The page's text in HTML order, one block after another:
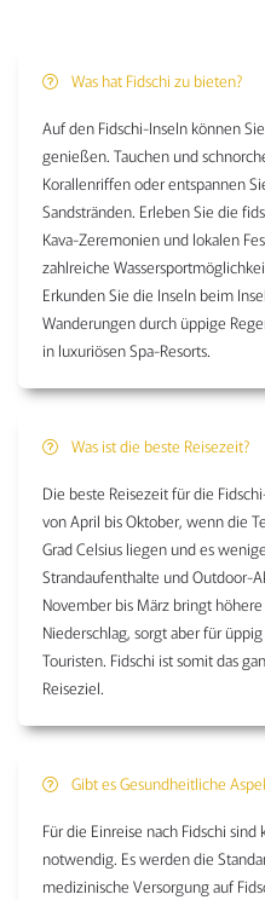
Was hat Fidschi zu bieten?
Auf den Fidschi-Inseln können
genießen. Tauchen und
Korallenriffen oder entspannen
Sandstränden. Erleben Sie die
Kava-Zeremonien und lokalen
zahlreiche
Erkunden Sie die Inseln beim
Wanderungen durch üppige
in luxuriösen Spa-Resorts.
Was ist die beste Reisezeit?
Die beste Reisezeit für die
von April bis Oktober, wenn die
Grad Celsius liegen und es
Strandaufenthalte und Outdoor-
November bis März bringt
Niederschlag, sorgt aber für
Touristen. Fidschi ist somit das
Reiseziel.
Gibt es Gesundheitliche
Für die Einreise nach Fidschi
notwendig. Es werden die
medizinische Versorgung auf